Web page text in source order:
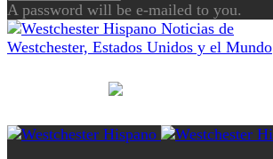
A password will be e-mailed to you.
Noticias de
Westchester, Estados Unidos y el Mundo